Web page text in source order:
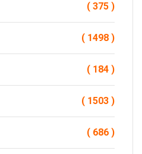
( 375 )
( 1498 )
( 184 )
( 1503 )
( 686 )